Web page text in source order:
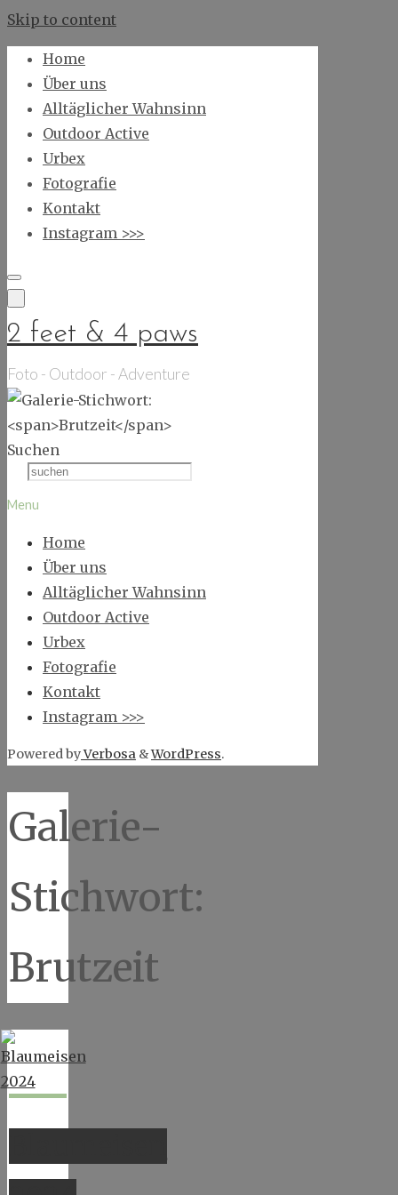
Skip to content
Home
Über uns
Alltäglicher Wahnsinn
Outdoor Active
Urbex
Fotografie
Kontakt
Instagram >>>
2 feet & 4 paws
Foto - Outdoor - Adventure
Suchen
Menu
Home
Über uns
Alltäglicher Wahnsinn
Outdoor Active
Urbex
Fotografie
Kontakt
Instagram >>>
Powered byVerbosa &WordPress.
Galerie-
Stichwort:
Brutzeit